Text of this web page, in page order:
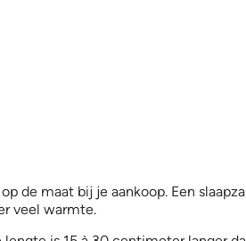
de maat bij je aankoop. Een
veel warmte.